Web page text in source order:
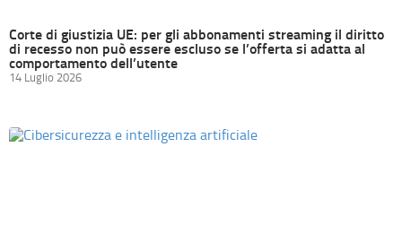
Corte di giustizia UE: per gli abbonamenti streaming il diritto
di recesso non può essere escluso se l’offerta si adatta al
comportamento dell’utente
14 Luglio 2026